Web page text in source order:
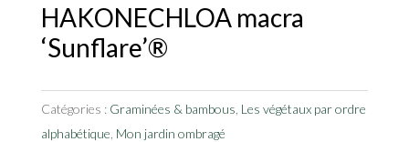
HAKONECHLOA macra
‘Sunflare’®
Catégories : Graminées & bambous Les végétaux par ordre
alphabétique Mon jardin ombragé